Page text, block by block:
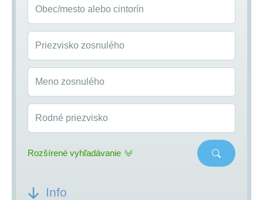
Obec/mesto alebo cintorín
Priezvisko zosnulého
Meno zosnulého
Rodné priezvisko
Rozšírené vyhľadávanie
Info